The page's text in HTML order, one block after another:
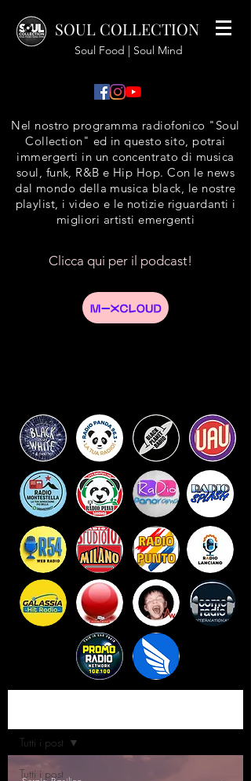
SOUL COLLECTION
Soul Food | Soul Mind
Nel nostro programma radiofonico "Soul
Collection" ed in questo sito, potrai
immergerti in un concentrato di musica
soul, funk, R&B e Hip Hop. Con le news
dal mondo della musica black, le nostre
playlist, i video e le notizie riguardanti i
migliori artisti emergenti
Clicca qui per il podcast!
Tutti i post
Tutti i post